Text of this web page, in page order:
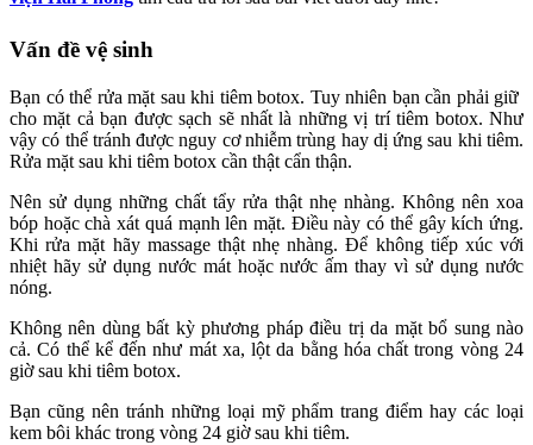
Vấn đề vệ sinh
Bạn có thể rửa mặt sau khi tiêm botox. Tuy nhiên bạn cần phải giữ
cho mặt cả bạn được sạch sẽ nhất là những vị trí tiêm botox. Như
vậy có thể tránh được nguy cơ nhiễm trùng hay dị ứng sau khi tiêm.
Rửa mặt sau khi tiêm botox cần thật cẩn thận.
Nên sử dụng những chất tẩy rửa thật nhẹ nhàng. Không nên xoa
bóp hoặc chà xát quá mạnh lên mặt. Điều này có thể gây kích ứng.
Khi rửa mặt hãy massage thật nhẹ nhàng. Để không tiếp xúc với
nhiệt hãy sử dụng nước mát hoặc nước ấm thay vì sử dụng nước
nóng.
Không nên dùng bất kỳ phương pháp điều trị da mặt bổ sung nào
cả. Có thể kể đến như mát xa, lột da bằng hóa chất trong vòng 24
giờ sau khi tiêm botox.
Bạn cũng nên tránh những loại mỹ phẩm trang điểm hay các loại
kem bôi khác trong vòng 24 giờ sau khi tiêm.